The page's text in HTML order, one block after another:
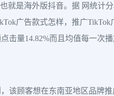
是海外版抖音。据 网统计
广告款式怎样，推广
击量14.82%而且均值每一次
该顾客想在东南亚地区品牌